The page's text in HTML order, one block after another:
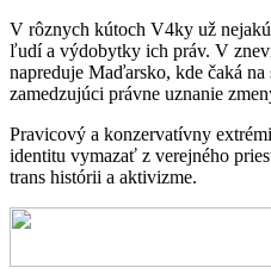
V rôznych kútoch V4ky už
ľudí a výdobytky ich práv. V
napreduje Maďarsko, kde čaká
zamedzujúci právne uznanie
Pravicový a konzervatívny
identitu vymazať z verejného
trans histórii a aktivizme.